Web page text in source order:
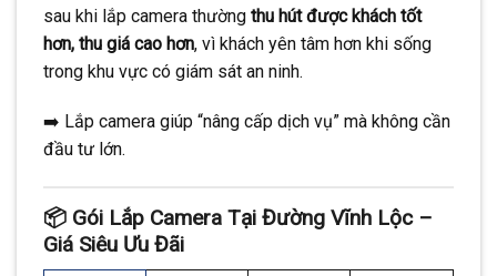
sau khi lắp camera thường thu hút được khách tốt
hơn, thu giá cao hơn, vì khách yên tâm hơn khi sống
trong khu vực có giám sát an ninh.
➡️ Lắp camera giúp “nâng cấp dịch vụ” mà không cần
đầu tư lớn.
📦 Gói Lắp Camera Tại Đường Vĩnh Lộc –
Giá Siêu Ưu Đãi